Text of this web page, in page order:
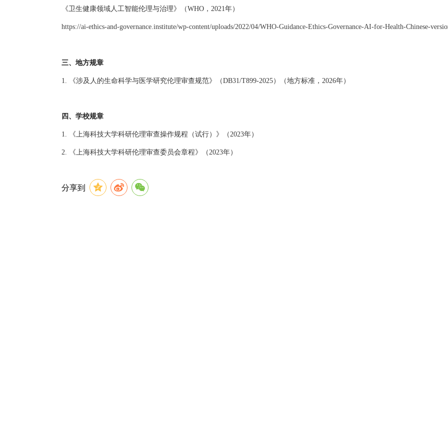
《卫生健康领域人工智能伦理与治理》（WHO，2021年）
https://ai-ethics-and-governance.institute/wp-content/uploads/2022/04/WHO-Guidance-Ethics-Governance-AI-for-Health-Chinese-
三、地方规章
1. 《涉及人的生命科学与医学研究伦理审查规范》（DB31/T899-2025）（地方标准，2026年）
四、学校规章
1. 《上海科技大学科研伦理审查操作规程（试行）》（2023年）
2. 《上海科技大学科研伦理审查委员会章程》（2023年）
分享到